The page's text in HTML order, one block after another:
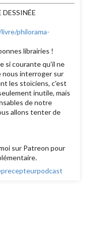
philorama-
librairies !
si courante qu'il ne
nous interroger sur
les stoïciens, c'est
inutile, mais
de notre
allons tenter de
sur Patreon pour